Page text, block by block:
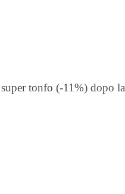
tonfo (-11%) dopo la